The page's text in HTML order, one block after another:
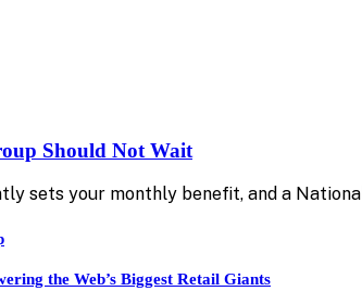
Should Not Wait
sets your monthly benefit, and a
the Web’s Biggest Retail Giants